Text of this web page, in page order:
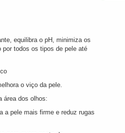
equilibra o pH, minimiza os
por todos os tipos de pele até
o viço da pele.
área dos olhos:
a pele mais firme e reduz rugas